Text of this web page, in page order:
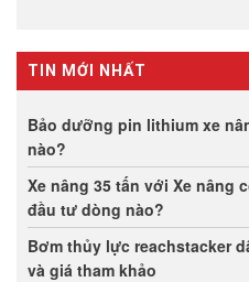
TIN MỚI NHẤT
Bảo dưỡng pin lithium xe
nào?
Xe nâng 35 tấn với Xe nâng
đầu tư dòng nào?
Bơm thủy lực reachstacker
và giá tham khảo